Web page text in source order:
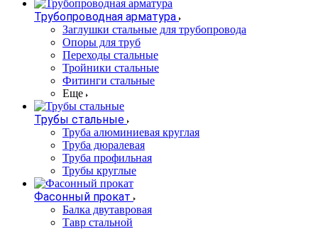
Трубопроводная арматура
Заглушки стальные для трубопровода
Опоры для труб
Переходы стальные
Тройники стальные
Фитинги стальные
Еще
Трубы стальные
Труба алюминиевая круглая
Труба дюралевая
Труба профильная
Трубы круглые
Фасонный прокат
Балка двутавровая
Тавр стальной